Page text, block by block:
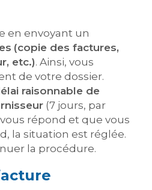
en envoyant un
(copie des factures,
etc.). Ainsi, vous
de votre dossier.
raisonnable de
(7 jours, par
répond et que vous
la situation est réglée.
la procédure.